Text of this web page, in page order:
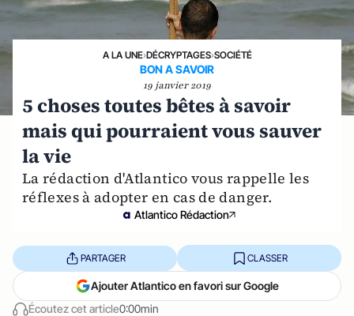
A LA UNE›DÉCRYPTAGES›SOCIÉTÉ
BON A SAVOIR
19 janvier 2019
5 choses toutes bêtes à savoir
mais qui pourraient vous sauver
la vie
La rédaction d'Atlantico vous rappelle les
réflexes à adopter en cas de danger.
Atlantico Rédaction
Écoutez cet article0:00min
PARTAGER CLASSER
Ajouter Atlantico en favori sur Google